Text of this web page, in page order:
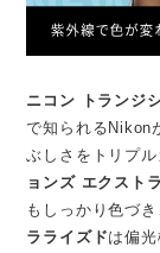
ニコン トランジ
で知られるNikon
ぶしさをトリプ
ョンズ エクスト
もしっかり色づき
ラライズドは偏光